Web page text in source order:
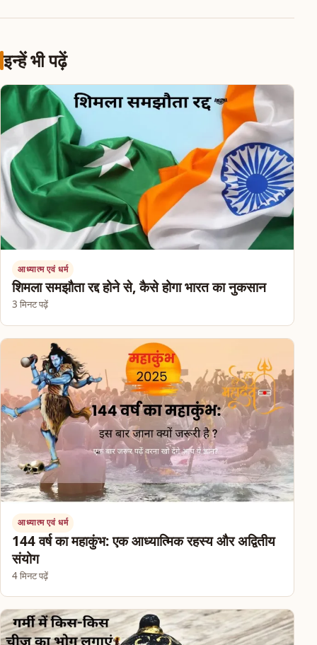
इन्हें भी पढ़ें
आध्यात्म एवं धर्म
शिमला समझौता रद्द होने से, कैसे होगा भारत का नुकसान
3 मिनट पढ़ें
आध्यात्म एवं धर्म
144 वर्ष का महाकुंभ: एक आध्यात्मिक रहस्य और अद्वितीय
संयोग
4 मिनट पढ़ें